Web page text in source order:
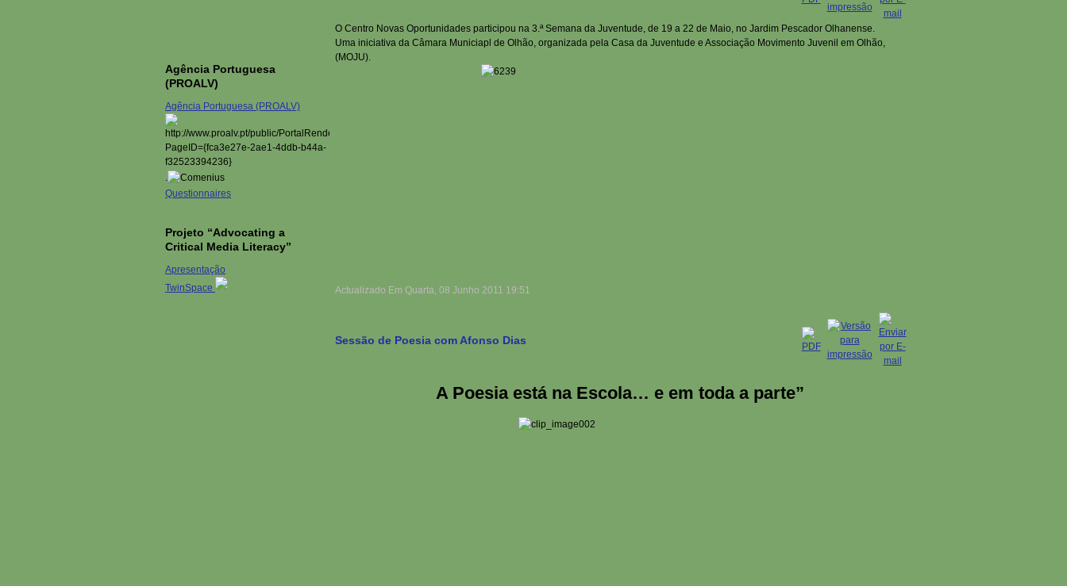
O Centro Novas Oportunidades participou na 3.ª Semana da Juventude, de 19 a 22 de Maio, no Jardim Pescador Olhanense.
Uma iniciativa da Câmara Municiapl de Olhão, organizada pela Casa da Juventude e Associação Movimento Juvenil em Olhão,
(MOJU).
Actualizado Em Quarta, 08 Junho 2011 19:51
Sessão de Poesia com Afonso Dias
A Poesia está na Escola… e em toda a parte”
Agência Portuguesa
(PROALV)
Agência Portuguesa (PROALV)
.
Questionnaires
Projeto “Advocating a
Critical Media Literacy”
Apresentação
TwinSpace